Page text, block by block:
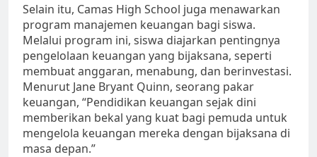
Selain itu, Camas High School juga menawarkan
program manajemen keuangan bagi siswa.
Melalui program ini, siswa diajarkan pentingnya
pengelolaan keuangan yang bijaksana, seperti
membuat anggaran, menabung, dan berinvestasi.
Menurut Jane Bryant Quinn, seorang pakar
keuangan, “Pendidikan keuangan sejak dini
memberikan bekal yang kuat bagi pemuda untuk
mengelola keuangan mereka dengan bijaksana di
masa depan.”